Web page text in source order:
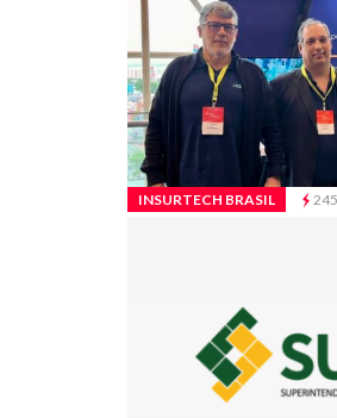
INSURTECH BRASIL 245